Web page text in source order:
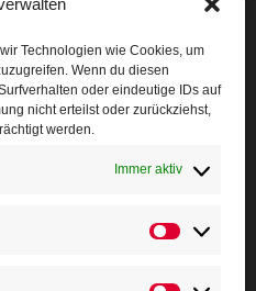
Technologien wie Cookies, um
Wenn du diesen
oder eindeutige IDs auf
nicht erteilst oder zurückziehst,
werden.
Immer aktiv
Statistiken